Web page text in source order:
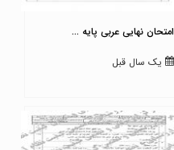
امتحان نهایی عربی پایه ...
یک سال قبل